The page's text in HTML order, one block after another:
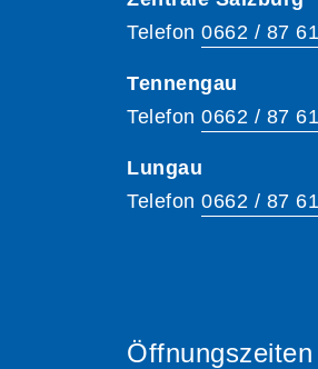
Telefon 0662 / 87
Tennengau
Telefon 0662 / 87
Lungau
Telefon 0662 / 87